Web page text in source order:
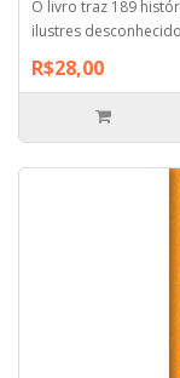
O livro traz 189
ilustres
R$28,00